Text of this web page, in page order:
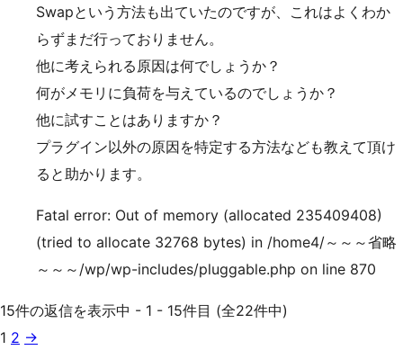
Swapという方法も出ていたのですが、これはよくわか
らずまだ行っておりません。
他に考えられる原因は何でしょうか？
何がメモリに負荷を与えているのでしょうか？
他に試すことはありますか？
プラグイン以外の原因を特定する方法なども教えて頂け
ると助かります。
Fatal error: Out of memory (allocated 235409408)
(tried to allocate 32768 bytes) in /home4/～～～省略
～～～/wp/wp-includes/pluggable.php on line 870
15件の返信を表示中 - 1 - 15件目 (全22件中)
1 2 →